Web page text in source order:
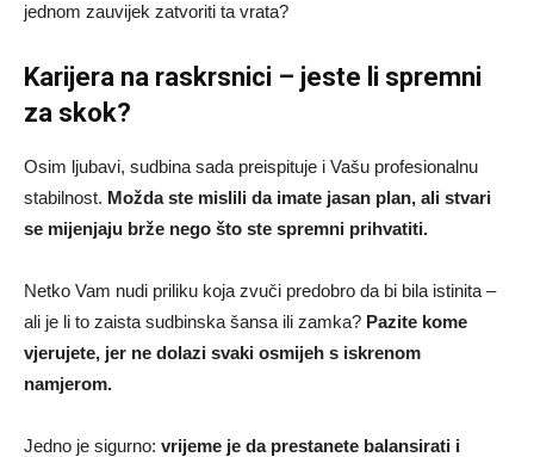
jednom zauvijek zatvoriti ta vrata?
Karijera na raskrsnici – jeste li spremni
za skok?
Osim ljubavi, sudbina sada preispituje i Vašu profesionalnu
stabilnost. Možda ste mislili da imate jasan plan, ali stvari
se mijenjaju brže nego što ste spremni prihvatiti.
Netko Vam nudi priliku koja zvuči predobro da bi bila istinita –
ali je li to zaista sudbinska šansa ili zamka? Pazite kome
vjerujete, jer ne dolazi svaki osmijeh s iskrenom
namjerom.
Jedno je sigurno: vrijeme je da prestanete balansirati i